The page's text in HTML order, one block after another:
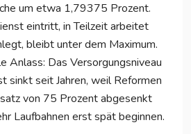
um etwa 1,79375 Prozent.
eintritt, in Teilzeit arbeitet
bleibt unter dem Maximum.
Anlass: Das Versorgungsniveau
sinkt seit Jahren, weil Reformen
von 75 Prozent abgesenkt
Laufbahnen erst spät beginnen.